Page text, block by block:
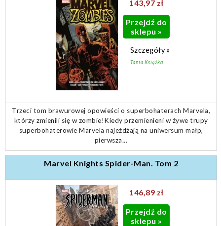
143,97 zł
Przejdź do
sklepu »
Szczegóły »
Tania Książka
Trzeci tom brawurowej opowieści o superbohaterach Marvela,
którzy zmienili się w zombie!Kiedy przemienieni w żywe trupy
superbohaterowie Marvela najeżdżają na uniwersum małp,
pierwsza...
Marvel Knights Spider-Man. Tom 2
146,89 zł
Przejdź do
sklepu »